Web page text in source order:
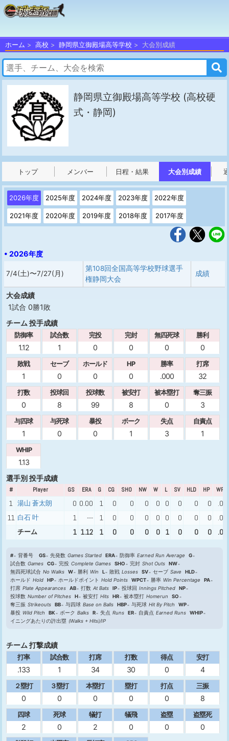
ホーム 高校 静岡県立御殿場高等学校 大会別成績
静岡県立御殿場高等学校 (高校硬
式・静岡)
トップ メンバー 日程・結果 大会別成績
2026年度 2025年度 2024年度 2023年度 2022年度
2021年度 2020年度 2019年度 2018年度 2017年度
• 2026年度
7/4(土)〜7/27(月)
第108回全国高等学校野球選手
権静岡大会
成績
大会成績
1試合 0勝1敗
チーム 投手成績
防御率
1.12
試合数
1
完投
0
完封
0
無四死球
0
勝利
0
敗戦
1
セーブ
0
ホールド
0
HP
0
勝率
.000
打席
32
打数
0
投球回
8
投球数
99
被安打
8
被本塁打
0
奪三振
3
与四球
1
与死球
0
暴投
0
ボーク
1
失点
3
自責点
1
WHIP
1.13
選手別 投手成績
# Player GS ERA G CG SHO NW W L SV HLD HP WPCT
1 湯山 蒼太朗 0 0.00 1 0 0 0 0 0 0 0 0
11 白石 叶 1 --- 1 0 0 0 0 0 0 0 0
チーム 1 1.12 1 0 0 0 0 1 0 0 0
# 背番号 GS 先発数 Games Started ERA 防御率 Earned Run Average
G
試合数 Games CG 完投 Complete Games SHO 完封 Shot Outs
NW
無四死球試合 No Walks W 勝利 Win L 敗戦 Losses SV セーブ Save
HLD
ホールド Hold HP ホールドポイント Hold Points WPCT 勝率 Win Percentage
PA
打席 Plate Appearances AB 打数 At Bats IP 投球回 Innings Pitched
NP
投球数 Number of Pitches H 被安打 Hits HR 被本塁打 Homerun
SO
奪三振 Strikeouts BB 与四球 Base on Balls HBP 与死球 Hit By Pitch
WP
暴投 Wild Pitch BK ボーク Balks R 失点 Runs ER 自責点 Earned Runs
WHIP
イニングあたりの許出塁 (Walks + Hits)/IP
チーム 打撃成績
打率
.133
試合数
1
打席
34
打数
30
得点
0
安打
4
２塁打
0
３塁打
0
本塁打
0
塁打
0
打点
0
三振
8
四球
2
死球
0
犠打
2
犠飛
0
盗塁
0
盗塁死
0